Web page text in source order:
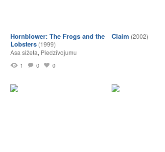
Hornblower: The Frogs and the
Lobsters (1999)
Asa sižeta, Piedzīvojumu
1 0 0
Claim (2002)